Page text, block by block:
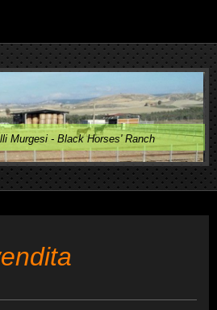
Murgesi - Black Horses' Ranch